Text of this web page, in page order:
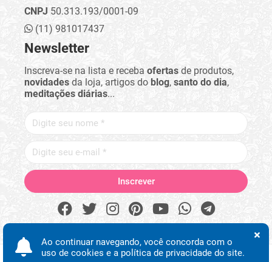
CNPJ 50.313.193/0001-09
(11) 981017437
Newsletter
Inscreva-se na lista e receba ofertas de produtos,
novidades da loja, artigos do blog, santo do dia,
meditações diárias...
Ao continuar navegando, você concorda com o
uso de cookies e a política de privacidade do site.